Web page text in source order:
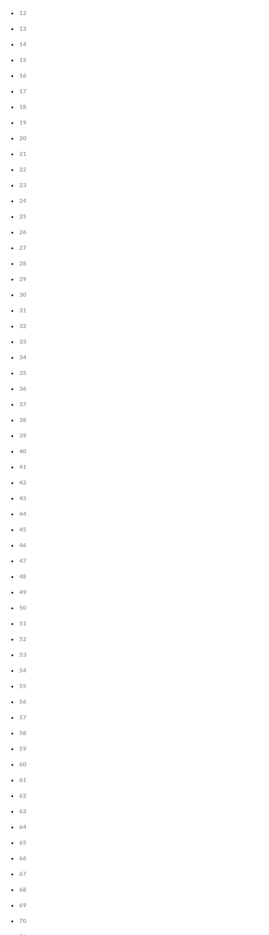
12
13
14
15
16
17
18
19
20
21
22
23
24
25
26
27
28
29
30
31
32
33
34
35
36
37
38
39
40
41
42
43
44
45
46
47
48
49
50
51
52
53
54
55
56
57
58
59
60
61
62
63
64
65
66
67
68
69
70